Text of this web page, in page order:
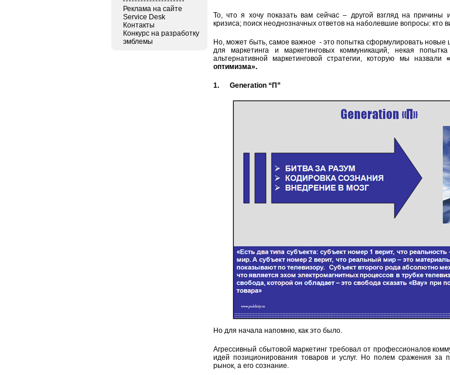
Реклама на сайте
Service Desk
Контакты
Конкурс на разработку
эмблемы
То, что я хочу показать вам сейчас – другой взгляд на причины и
кризиса; поиск неоднозначных ответов на наболевшие вопросы: кто
Но, может быть, самое важное - это попытка сформулировать новые
для маркетинга и маркетинговых коммуникаций, некая
альтернативной маркетинговой стратегии, которую мы назвали
оптимизма».
1. Generation “П”
Но для начала напомню, как это было.
Агрессивный сбытовой маркетинг требовал от профессионалов
идей позиционирования товаров и услуг. Но полем сражения за
рынок, а его сознание.